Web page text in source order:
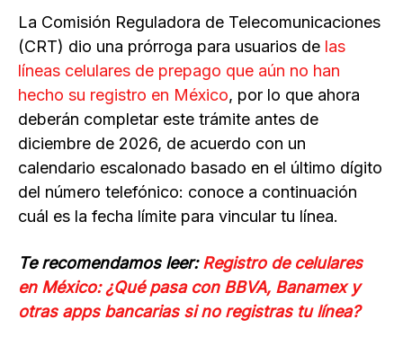
La Comisión Reguladora de Telecomunicaciones
(CRT) dio una prórroga para usuarios de las
líneas celulares de prepago que aún no han
hecho su registro en México, por lo que ahora
deberán completar este trámite antes de
diciembre de 2026, de acuerdo con un
calendario escalonado basado en el último dígito
del número telefónico: conoce a continuación
cuál es la fecha límite para vincular tu línea.
Te recomendamos leer:Registro de celulares
en México: ¿Qué pasa con BBVA, Banamex y
otras apps bancarias si no registras tu línea?